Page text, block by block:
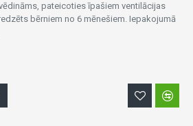
pateicoties īpašiem ventilācijas
bērniem no 6 mēnešiem. Iepakojumā